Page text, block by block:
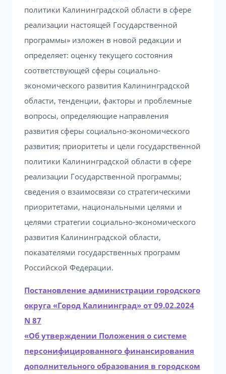
политики Калининградской области в сфере
реализации настоящей Государственной
программы» изложен в новой редакции и
определяет: оценку текущего состояния
соответствующей сферы социально-
экономического развития Калининградской
области, тенденции, факторы и проблемные
вопросы, определяющие направления
развития сферы социально-экономического
развития; приоритеты и цели государственной
политики Калининградской области в сфере
реализации Государственной программы;
сведения о взаимосвязи со стратегическими
приоритетами, национальными целями и
целями стратегии социально-экономического
развития Калининградской области,
показателями государственных программ
Российской Федерации.
Постановление администрации городского
округа «Город Калининград» от 09.02.2024
N 87
«Об утверждении Положения о системе
персонифицированного финансирования
дополнительного образования в городском